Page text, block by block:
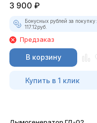
3 900 ₽
Бонусных рублей за покупку:
117.12руб.
Предзаказ
В корзину
Купить в 1 клик